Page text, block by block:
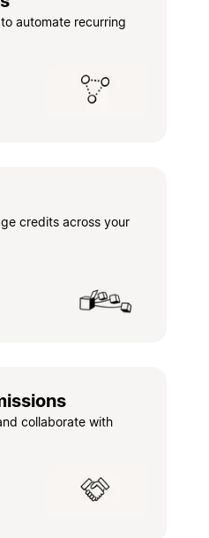
automate recurring
credits across your
collaborate with